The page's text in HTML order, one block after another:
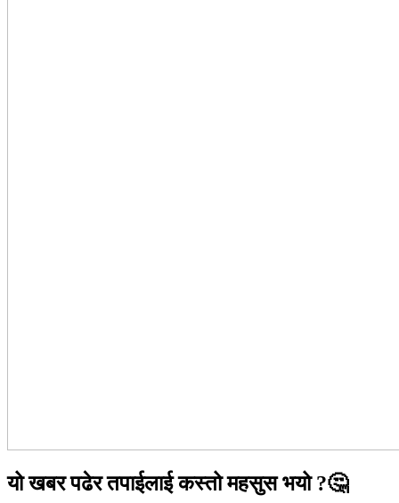
यो खबर पढेर तपाईलाई कस्तो महसुस भयो ?🤔